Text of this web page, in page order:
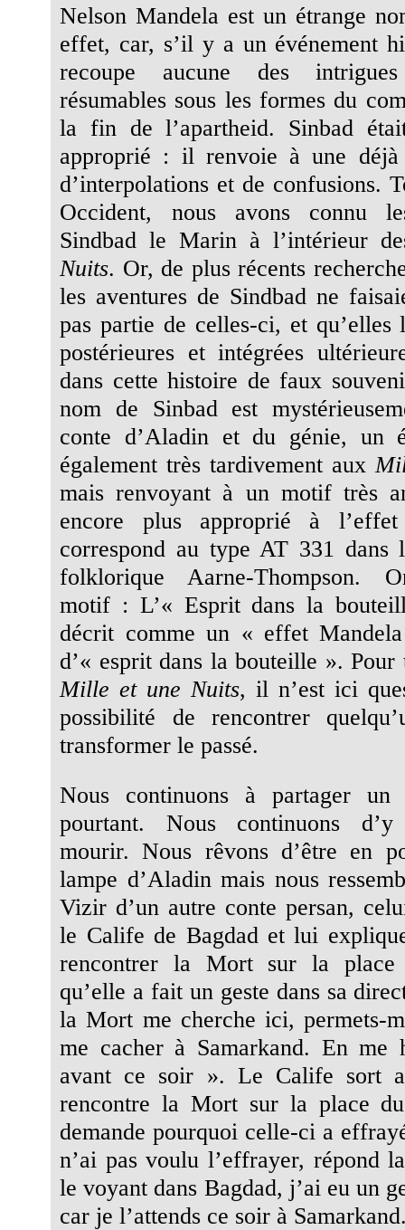
Nelson Mandela est un étrange
effet, car, s’il y a un événement
recoupe aucune des intrigues
résumables sous les formes du
la fin de l’apartheid. Sinbad
approprié : il renvoie à une
d’interpolations et de confusions.
Occident, nous avons connu
Sindbad le Marin à l’intérieur
Nuits. Or, de plus récents
les aventures de Sindbad ne
pas partie de celles-ci, et qu’elles
postérieures et intégrées
dans cette histoire de faux
nom de Sinbad est
conte d’Aladin et du génie, un
également très tardivement aux
mais renvoyant à un motif très
encore plus approprié à
correspond au type AT 331 dans
folklorique Aarne-Thompson.
motif : L’« Esprit dans la
décrit comme un « effet
d’« esprit dans la bouteille ». Pour
Mille et une Nuits, il n’est ici
possibilité de rencontrer
transformer le passé.
Nous continuons à partager un
pourtant. Nous continuons
mourir. Nous rêvons d’être en
lampe d’Aladin mais nous
Vizir d’un autre conte persan,
le Calife de Bagdad et lui
rencontrer la Mort sur la place
qu’elle a fait un geste dans sa
la Mort me cherche ici, permets-
me cacher à Samarkand. En me
avant ce soir ». Le Calife sort
rencontre la Mort sur la place
demande pourquoi celle-ci a
n’ai pas voulu l’effrayer, répond
le voyant dans Bagdad, j’ai eu un
car je l’attends ce soir à